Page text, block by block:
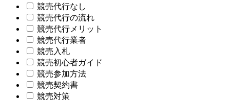
競売代行なし
競売代行の流れ
競売代行メリット
競売代行業者
競売入札
競売初心者ガイド
競売参加方法
競売契約書
競売対策